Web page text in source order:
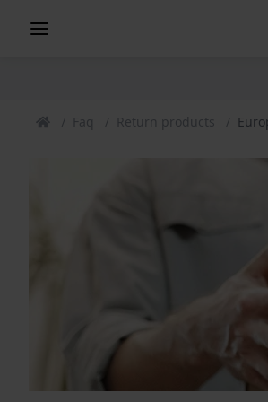
Faq Return products